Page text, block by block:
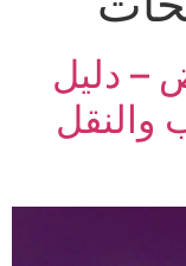
– دليل